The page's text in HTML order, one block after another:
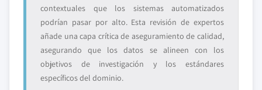
contextuales que los sistemas automatizados
podrían pasar por alto. Esta revisión de expertos
añade una capa crítica de aseguramiento de calidad,
asegurando que los datos se alineen con los
objetivos de investigación y los estándares
específicos del dominio.